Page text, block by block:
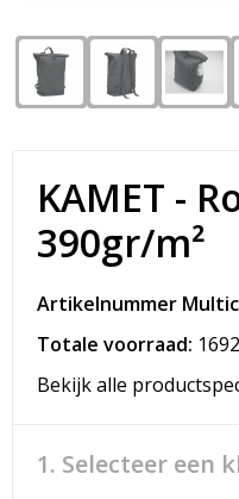
Spellen voor binnen
Veiligheid, Auto en
Vrije tijd en Strand
Opvouwbare tassen
Promotietassen
Reistassen
Rugzakken
Sporttassen
KAMET -
390gr/m²
Artikelnummer
Totale voorraad:
Bekijk alle
1. Selecteer een